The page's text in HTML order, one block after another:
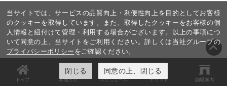
トップ お知らせ スケジュール チケット 劇場案内
当サイトでは、サービスの品質向上・利便性向上を目的としてお客様
のクッキーを取得しています。また、取得したクッキーをお客様の個
人情報と紐付けて管理・利用する場合がございます。以上の事項につ
いて同意の上、当サイトをご利用ください。詳しくは当社グループの
プライバシーポリシーをご確認ください。
閉じる 同意の上、閉じる